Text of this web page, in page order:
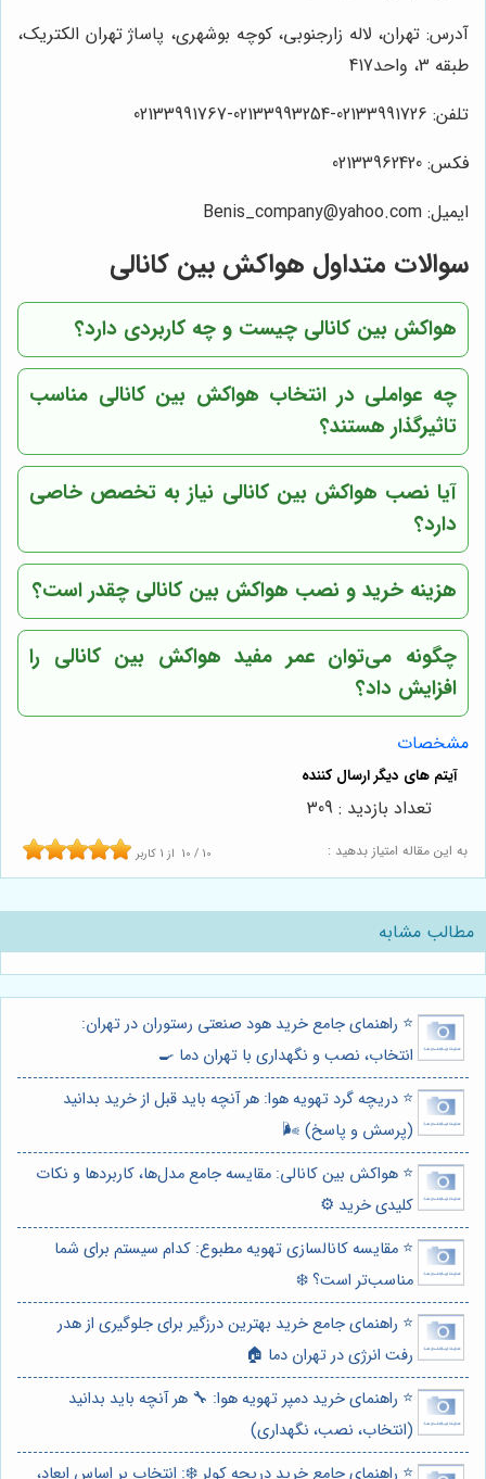
آدرس: تهران، لاله زارجنوبی، کوچه بوشهری، پاساژ تهران الکتریک،
طبقه 3، واحد417
تلفن: 02133991726-02133993254-02133991767
فکس: 02133962420
ایمیل: Benis_company@yahoo.com
سوالات متداول هواکش بین کانالی
هواکش بین کانالی چیست و چه کاربردی دارد؟
چه عواملی در انتخاب هواکش بین کانالی مناسب
تاثیرگذار هستند؟
آیا نصب هواکش بین کانالی نیاز به تخصص خاصی
دارد؟
هزینه خرید و نصب هواکش بین کانالی چقدر است؟
چگونه می‌توان عمر مفید هواکش بین کانالی را
افزایش داد؟
مشخصات
به این مقاله امتیاز بدهید : 10 / 10 از1 کاربر
تعداد بازدید : 309
مطالب مشابه
⭐️ راهنمای جامع خرید هود صنعتی رستوران در تهران:
انتخاب، نصب و نگهداری با تهران دما 🍳
⭐️ دریچه گرد تهویه هوا: هر آنچه باید قبل از خرید بدانید
(پرسش و پاسخ) 🌬️
⭐️ هواکش بین کانالی: مقایسه جامع مدل‌ها، کاربردها و نکات
کلیدی خرید ⚙️
⭐️ مقایسه کانالسازی تهویه مطبوع: کدام سیستم برای شما
مناسب‌تر است؟ ❄️
⭐️ راهنمای جامع خرید بهترین درزگیر برای جلوگیری از هدر
رفت انرژی در تهران دما 🏠
⭐️ راهنمای خرید دمپر تهویه هوا: 🔧 هر آنچه باید بدانید
(انتخاب، نصب، نگهداری)